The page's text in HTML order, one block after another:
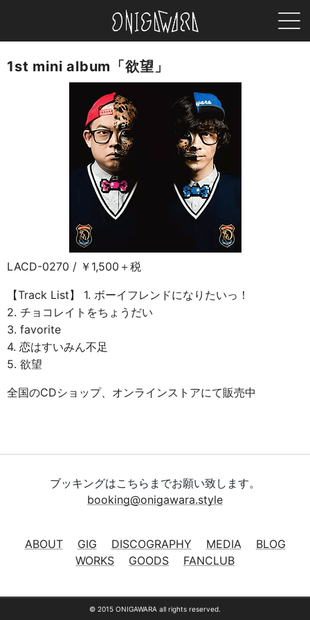
ONIGAWARA
1st mini album「欲望」
LACD-0270 / ￥1,500＋税
【Track List】 1. ボーイフレンドになりたいっ！
2. チョコレイトをちょうだい
3. favorite
4. 恋はすいみん不足
5. 欲望
全国のCDショップ、オンラインストアにて販売中
ブッキングはこちらまでお願い致します。
booking@onigawara.style
ABOUT GIG DISCOGRAPHY MEDIA
BLOG
WORKS
GOODS FANCLUB
© 2015 ONIGAWARA all rights reserved.